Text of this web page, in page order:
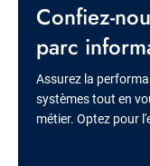
Titre
Confiez-
parc
Description
Assurez la
systèmes tout en
métier. Optez pour